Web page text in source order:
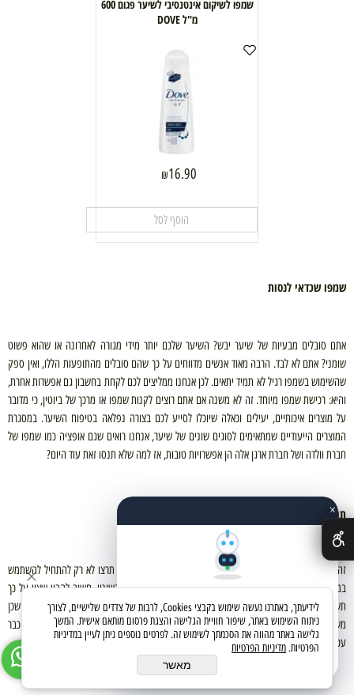
שמפו לשיקום אינטנסיבי לשיער פגום 600
מ"ל DOVE
₪16.90
הוסף לסל
שמפו שכדאי לנסות
אתם סובלים מבעיות של שיער יבש? השיער שלכם יותר מידי מגורה לאחרונה או שהוא פשוט
שומני? אתם לא לבד. הרבה מאוד אנשים מדווחים על כך שהם סובלים מהתופעות הללו, ואין ספק
שהשימוש בשמפו רגיל לא תמיד יתאים. לכן אנחנו ממליצים לכם לקחת בחשבון גם אפשרות אחרת,
והיא: רכישת שמפו מיוחד. זה לא משנה אם אתם רוצים לקנות שמפו או מרכך של ביוטין, כי מדובר
על מוצרים איכותיים, יעילים וכאלה שיוכלו לסייע לכם בצורה נפלאה בטיפוח השיער. במסגרת
המוצרים הייעודיים שמתאימים לסוגים שונים של שיער, אנחנו רואים שגם אופציה כמו שמפו של
חברת וולדה ושל חברת ארגן אלה הן אפשרויות טובות, אז למה שלא תנסו זאת עוד היום?
תוך כמה זמן תרגישו את ההבדל?
זה ברור שאם אתם מרגישים שהשיער שלכם יבש ולא נעים למגע, תרצו לא רק להתחיל להשתמש
במוצרים שמתאימים לו, אלא גם תרצו לדעת תוך כמה זמן יורגש השינוי. חשוב להבין שאין על כך
תשובה אחת נכונה, כי זה מאוד תלוי בשאלה באיזה שמפו איכותי, או מרכך, אתם בוחרים. מה שכן
משמעותי, זה לא לדחות את הדברים אלא להתחיל להכניס את המוצרים האלה לשימוש יומיומי כבר
עכשיו, כי חבל על כל יום שעובר.
✕×
שאלו את העוזר החכם
מחפשים מוצר? אני כאן כדי לעזור
בואו נתחיל
לידיעתך, באתרנו נעשה שימוש בקבצי Cookies, לרבות של צדדים שלישיים, לצורך
ניתוח השימוש באתר, שיפור חוויית הגלישה והצגת פרסום מותאם אישית. המשך
גלישה באתר מהווה את הסכמתך לשימוש זה. לפרטים נוספים ניתן לעיין במדיניות
הפרטיות. מדיניות הפרטיות
מאשר